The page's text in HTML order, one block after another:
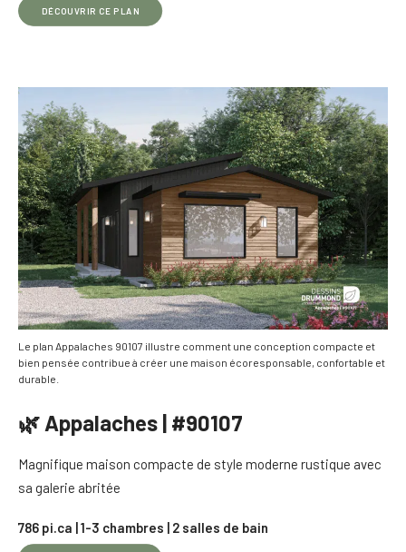
DÉCOUVRIR CE PLAN
Le plan Appalaches 90107 illustre comment une conception compacte et
bien pensée contribue à créer une maison écoresponsable, confortable et
durable.
🌿 Appalaches | #90107
Magnifique maison compacte de style moderne rustique avec
sa galerie abritée
786 pi.ca | 1-3 chambres | 2 salles de bain